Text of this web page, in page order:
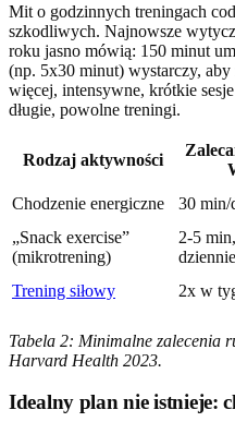
Mit o godzinnych treningach
szkodliwych. Najnowsze
roku jasno mówią: 150 minut
(np. 5x30 minut) wystarczy,
więcej, intensywne, krótkie
długie, powolne treningi.
Rodzaj aktywności
Chodzenie energiczne 30 min/
„Snack exercise”
(mikrotrening)
2-5
dziennie
Trening siłowy
2x w
Tabela 2: Minimalne zalecenia
Harvard Health 2023.
Idealny plan nie istnieje: